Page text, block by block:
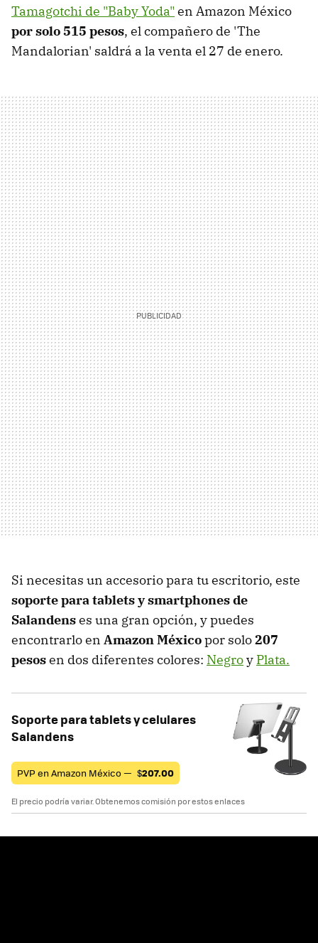
Tamagotchi de "Baby Yoda" en Amazon México
por solo 515 pesos, el compañero de 'The
Mandalorian' saldrá a la venta el 27 de enero.
Si necesitas un accesorio para tu escritorio, este
soporte para tablets y smartphones de
Salandenses una gran opción, y puedes
encontrarlo en Amazon Méxicopor solo207
pesosen dos diferentes colores: Negroy Plata.
Soporte para tablets y celulares
Salandens
PVP en Amazon México — $207.00
El precio podría variar. Obtenemos comisión por estos enlaces